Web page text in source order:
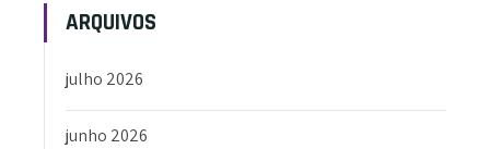
ARQUIVOS
julho 2026
junho 2026